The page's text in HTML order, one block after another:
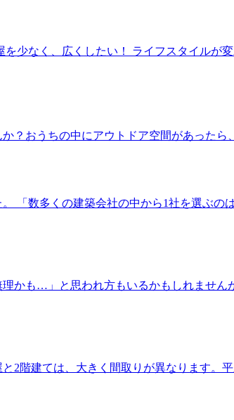
少なく、広くしたい！ ライフスタイルが
？おうちの中にアウトドア空間があった
「数多くの建築会社の中から1社を選ぶの
かも…」と思われ方もいるかもしれませ
2階建ては、大きく間取りが異なります。